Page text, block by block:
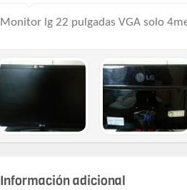
Monitor lg 22 pulgadas VGA solo
Información adicional